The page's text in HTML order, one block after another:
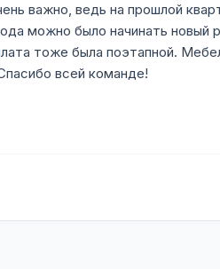
важно, ведь на прошлой
можно было начинать новый
тоже была поэтапной.
всей команде!